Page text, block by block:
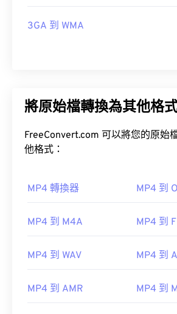
3GA 到 WMA
將原始檔轉換為其他格
FreeConvert.com 可以將您的原始
他格式：
MP4 轉換器 MP4 到
MP4 到 M4A MP4 到
MP4 到 WAV MP4 到
MP4 到 AMR MP4 到